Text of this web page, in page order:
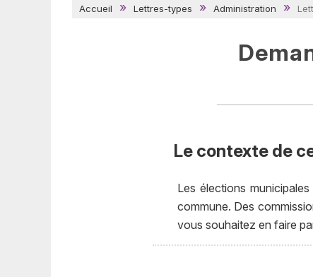
Accueil Lettres-types Administration
Le contexte de
Les élections
commune. Des
vous souhaitez en faire